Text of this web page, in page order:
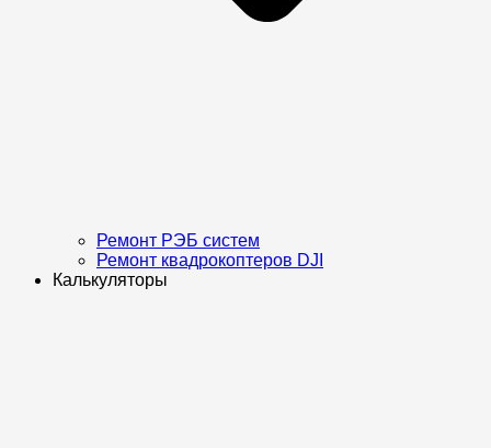
Ремонт РЭБ систем
Ремонт квадрокоптеров DJI
Калькуляторы